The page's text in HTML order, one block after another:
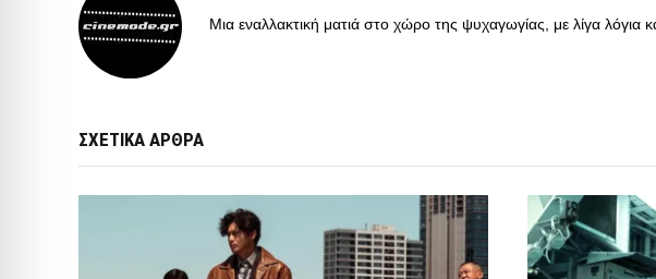
Μια εναλλακτική ματιά στο χώρο της ψυχαγωγίας, με λίγα λόγια
ΣΧΕΤΙΚΑ ΑΡΘΡΑ